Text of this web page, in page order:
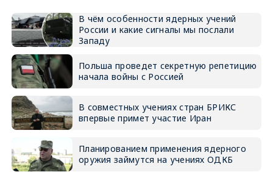
В чём особенности ядерных учений
России и какие сигналы мы послали
Западу
Польша проведет секретную репетицию
начала войны с Россией
В совместных учениях стран БРИКС
впервые примет участие Иран
Планированием применения ядерного
оружия займутся на учениях ОДКБ